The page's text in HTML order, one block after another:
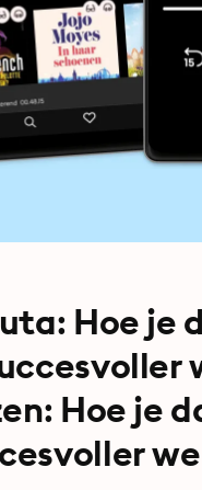
Hoe je
Hoe je